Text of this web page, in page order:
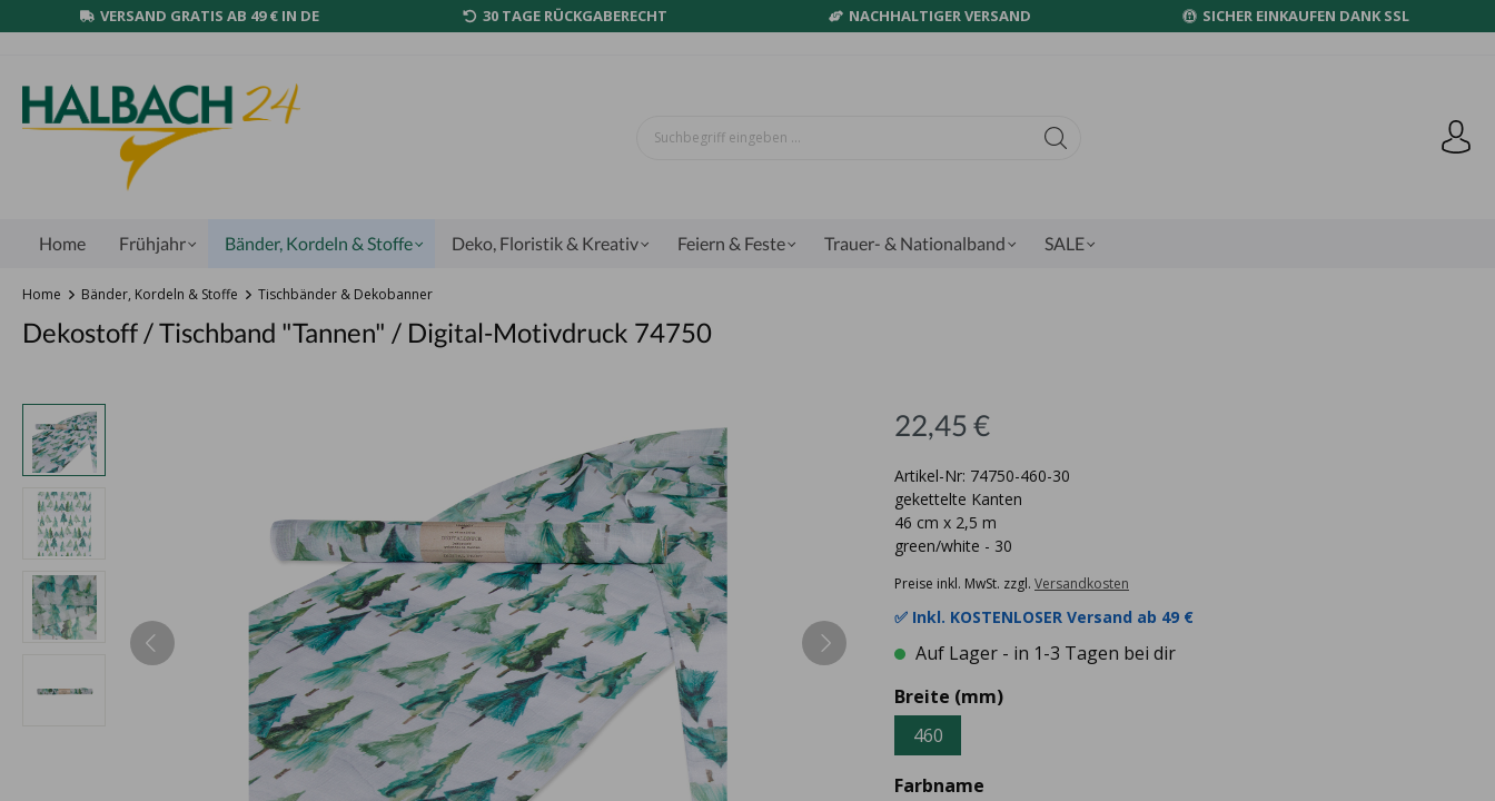
VERSAND GRATIS AB 49 € IN DE 30 TAGE RÜCKGABERECHT NACHHALTIGER VERSAND SICHER EINKAUFEN DANK SSL
Home Frühjahr Bänder, Kordeln & Stoffe Deko, Floristik & Kreativ Feiern & Feste Trauer- & Nationalband SALE
Home Bänder, Kordeln & Stoffe Tischbänder & Dekobanner
Dekostoff / Tischband "Tannen" / Digital-Motivdruck 74750
22,45 €
Artikel-Nr: 74750-460-30
gekettelte Kanten
46 cm x 2,5 m
green/white - 30
Preise inkl. MwSt. zzgl. Versandkosten
✅ Inkl. KOSTENLOSER Versand ab 49 €
Auf Lager - in 1-3 Tagen bei dir
Breite (mm)
460
Farbname